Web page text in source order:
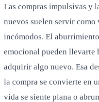
Las compras impulsivas y
nuevos suelen servir como
incómodos. El
emocional pueden llevarte
adquirir algo nuevo. Esa
la compra se convierte en
vida se siente plana o